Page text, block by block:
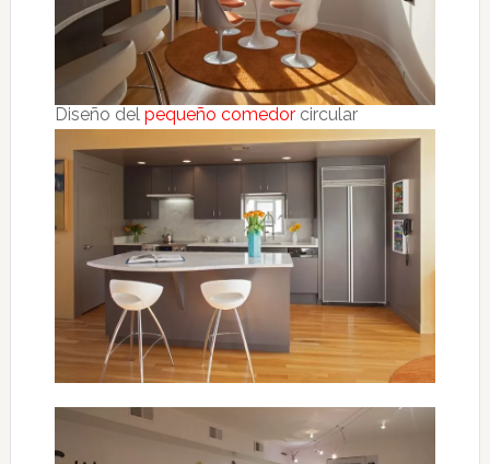
Diseño delpequeño comedorcircular